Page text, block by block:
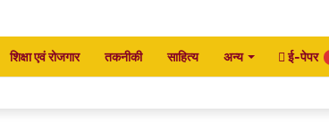
शिक्षा एवं रोजगार तकनीकी साहित्य अन्य ई-पेपर